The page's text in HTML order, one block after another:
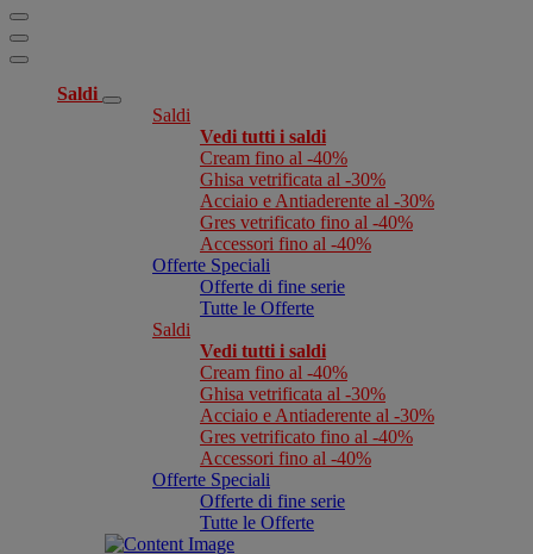
Saldi
Saldi
Vedi tutti i saldi
Cream fino al -40%
Ghisa vetrificata al -30%
Acciaio e Antiaderente al -30%
Gres vetrificato fino al -40%
Accessori fino al -40%
Offerte Speciali
Offerte di fine serie
Tutte le Offerte
Saldi
Vedi tutti i saldi
Cream fino al -40%
Ghisa vetrificata al -30%
Acciaio e Antiaderente al -30%
Gres vetrificato fino al -40%
Accessori fino al -40%
Offerte Speciali
Offerte di fine serie
Tutte le Offerte